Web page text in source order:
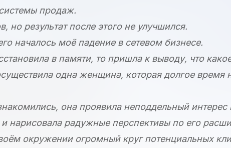
продаж.
но результат после этого не улучшился.
началось моё падение в сетевом бизнесе.
в памяти, то пришла к выводу, что
одна женщина, которая долгое время
она проявила неподдельный
нарисовала радужные перспективы по его
окружении огромный круг потенциальных